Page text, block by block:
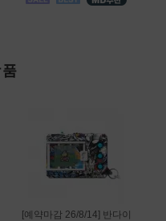
[예약마감 26/8/14] 반다이